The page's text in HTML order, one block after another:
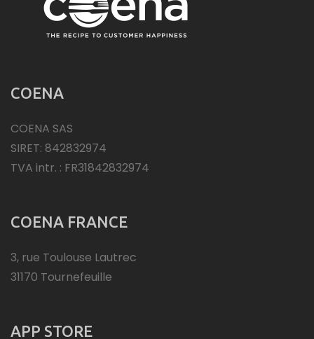
COENA
COENA SAS
SIRET: 842832974
TVA intr. : FR31842832974
COENA FRANCE
3, rue Toulouse Lautrec
31170 Tournefeuille
APP STORE